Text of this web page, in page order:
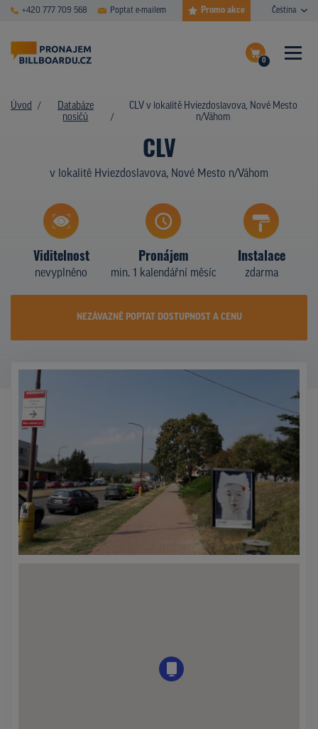
+420 777 709 568 Poptat e-mailem Promo akce Čeština
0
Dokončit poptávku
ČASTÉ DOTAZY
PLOCHY V AKCI
TYPY NOSIČŮ
Z PRAXE
PROMO AKCE
Úvod
Databáze
nosičů
CLV v lokalitě Hviezdoslavova, Nové Mesto
n/Váhom
CLV
v lokalitě Hviezdoslavova, Nové Mesto n/Váhom
Viditelnost
nevyplněno
Pronájem
min. 1 kalendářní měsíc
Instalace
zdarma
NEZÁVAZNĚ POPTAT DOSTUPNOST A CENU